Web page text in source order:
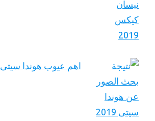
اهم عيوب هوندا سيتى 2019